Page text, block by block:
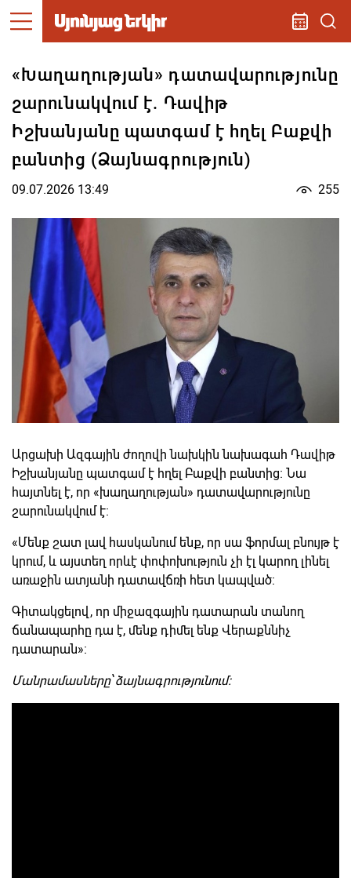
«Խաղաղության» դատավարությունը
շարունակվում է. Դավիթ
Իշխանյանը պատգամ է հղել Բաքվի
բանտից (Ձայնագրություն)
09.07.2026 13:49 255
Արցախի Ազգային ժողովի նախկին նախագահ Դավիթ
Իշխանյանը պատգամ է հղել Բաքվի բանտից։ Նա
հայտնել է, որ «խաղաղության» դատավարությունը
շարունակվում է։
«Մենք շատ լավ հասկանում ենք, որ սա ֆորմալ բնույթ է
կրում, և այստեղ որևէ փոփոխություն չի էլ կարող լինել
առաջին ատյանի դատավճռի հետ կապված։
Գիտակցելով, որ միջազգային դատարան տանող
ճանապարհը դա է, մենք դիմել ենք Վերաքննիչ
դատարան»։
Մանրամասները՝ ձայնագրությունում։